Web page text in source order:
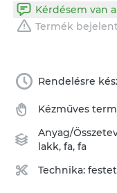
Kérdésem van
Termék
Rendelésre
Kézműves
Anyag/
lakk,fa,fa
Technika: